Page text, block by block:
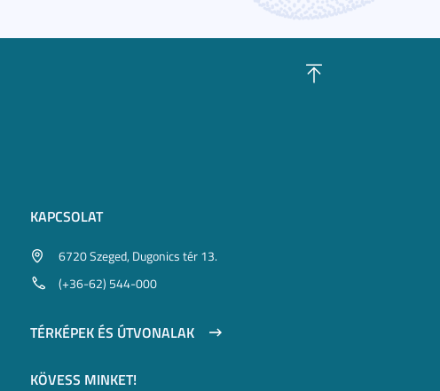
KAPCSOLAT
6720 Szeged, Dugonics tér 13.
(+36-62) 544-000
TÉRKÉPEK ÉS ÚTVONALAK
KÖVESS MINKET!